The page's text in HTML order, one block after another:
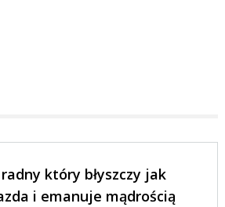
który błyszczy jak
i emanuje mądrością